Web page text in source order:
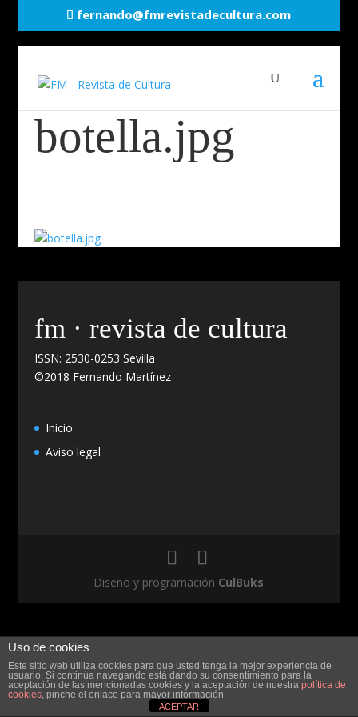
fernando@fmrevistadecultura.com
botella.jpg
fm · revista de cultura
ISSN: 2530-0253 Sevilla
©2018 Fernando Martínez
Inicio
Aviso legal
Diseño y programación CulBuks
Uso de cookies
Este sitio web utiliza cookies para que usted tenga la mejor experiencia de
usuario. Si continúa navegando está dando su consentimiento para la
aceptación de las mencionadas cookies y la aceptación de nuestra política de
cookies, pinche el enlace para mayor información.
ACEPTAR